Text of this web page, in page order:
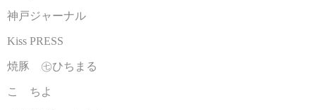
神戸ジャーナル
Kiss PRESS
焼豚 ㊆ひちまる
こゝちよ